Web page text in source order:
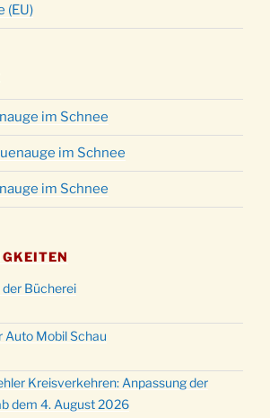
(EU)
im Schnee
im Schnee
im Schnee
Bücherei
Auto Mobil Schau
Kreisverkehren: Anpassung der
dem 4. August 2026